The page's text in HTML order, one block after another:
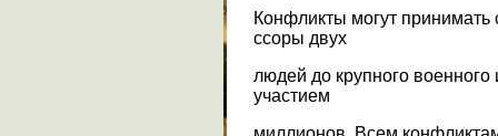
Конфликты могут
ссоры двух
людей до крупного военного
участием